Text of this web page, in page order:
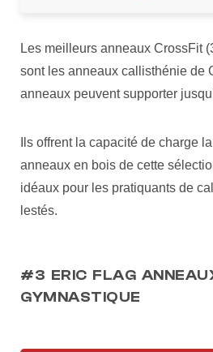
Les meilleurs anneaux CrossFit
sont les anneaux callisthénie de
anneaux peuvent supporter
Ils offrent la capacité de charge
anneaux en bois de cette
idéaux pour les pratiquants de
lestés.
#3 ERIC FLAG
GYMNASTIQUE